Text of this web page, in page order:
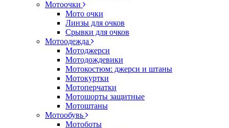
Мотоочки
Мото очки
Линзы для очков
Срывки для очков
Мотоодежда
Мотоджерси
Мотодождевики
Мотокостюм: джерси и штаны
Мотокуртки
Мотоперчатки
Мотошорты защитные
Мотоштаны
Мотообувь
Мотоботы